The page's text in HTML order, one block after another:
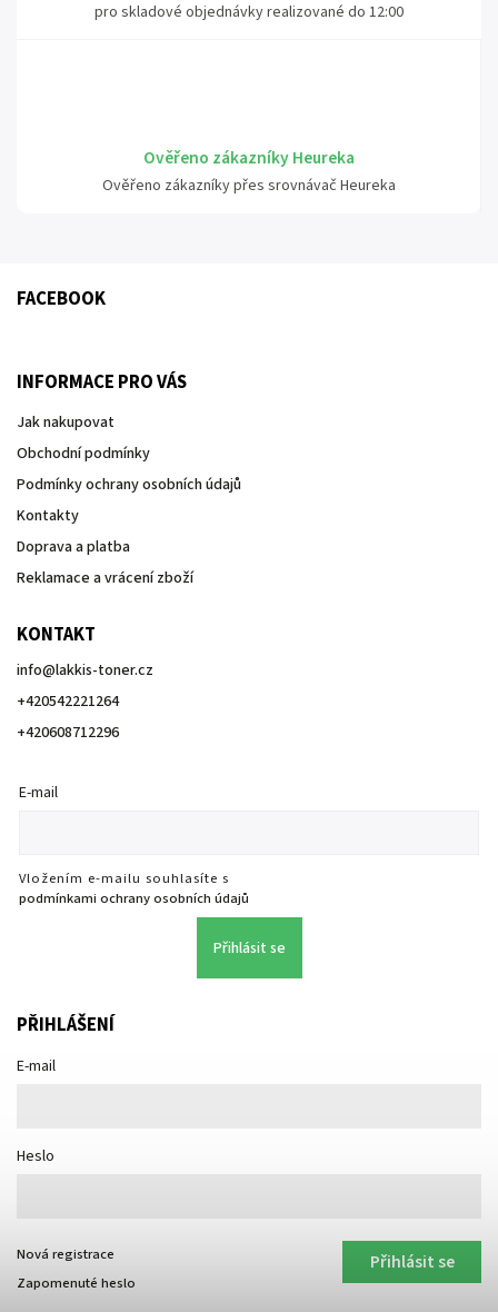
pro skladové objednávky realizované do 12:00
Ověřeno zákazníky Heureka
Ověřeno zákazníky přes srovnávač Heureka
FACEBOOK
INFORMACE PRO VÁS
Jak nakupovat
Obchodní podmínky
Podmínky ochrany osobních údajů
Kontakty
Doprava a platba
Reklamace a vrácení zboží
KONTAKT
info@lakkis-toner.cz
+420542221264
+420608712296
E-mail
Vložením e-mailu souhlasíte s
podmínkami ochrany osobních údajů
Přihlásit se
PŘIHLÁŠENÍ
E-mail
Heslo
Přihlásit se
Nová registrace
Zapomenuté heslo